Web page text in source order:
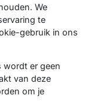
ticket
We
te
gebruik in ons
wordt er geen
van deze
om je